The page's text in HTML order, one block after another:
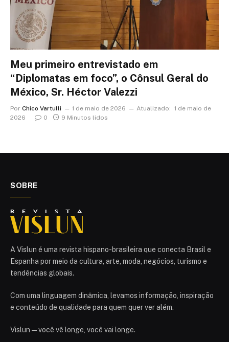
Meu primeiro entrevistado em
“Diplomatas em foco”, o Cônsul Geral do
México, Sr. Héctor Valezzi
Por Chico Vartulli 1 de maio de 2026 Atualizado: 1 de maio de
2026
0 9 Minutos lidos
SOBRE
A Vislun é uma revista hispano-brasileira que conecta Brasil e
Espanha por meio da cultura, arte, moda, negócios, turismo e
tendências globais.
Com uma linguagem dinâmica, levamos informação, inspiração
e conteúdo de qualidade para quem quer ver além.
Vislun — você vê longe, você vai longe.